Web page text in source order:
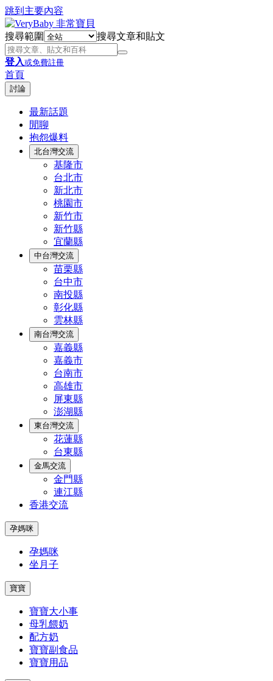
跳到主要內容
搜尋範圍 搜尋文章和貼文
登入或免費註冊
首頁
討論
最新話題
閒聊
抱怨爆料
北台灣交流
基隆市
台北市
新北市
桃園市
新竹市
新竹縣
宜蘭縣
中台灣交流
苗栗縣
台中市
南投縣
彰化縣
雲林縣
南台灣交流
嘉義縣
嘉義市
台南市
高雄市
屏東縣
澎湖縣
東台灣交流
花蓮縣
台東縣
金馬交流
金門縣
連江縣
香港交流
孕媽咪
孕媽咪
坐月子
寶寶
寶寶大小事
母乳餵奶
配方奶
寶寶副食品
寶寶用品